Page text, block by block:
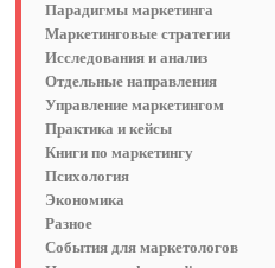
Парадигмы маркетинга
Маркетинговые стратегии
Исследования и анализ
Отдельные направления
Управление маркетингом
Практика и кейсы
Книги по маркетингу
Психология
Экономика
Разное
События для маркетологов